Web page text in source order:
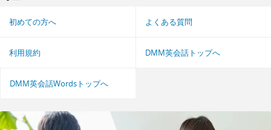
初めての方へ よくある質問
利用規約 DMM英会話トップへ
DMM英会話Wordsトップへ